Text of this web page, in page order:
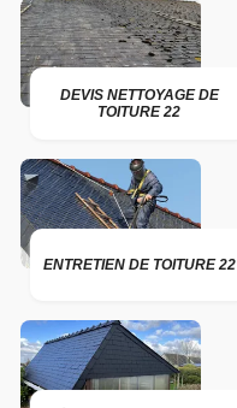
DEVIS NETTOYAGE DE
TOITURE 22
ENTRETIEN DE TOITURE 22